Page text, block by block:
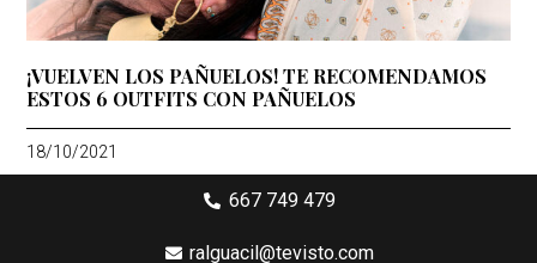
¡VUELVEN LOS PAÑUELOS! TE RECOMENDAMOS
ESTOS 6 OUTFITS CON PAÑUELOS
18/10/2021
667 749 479
ralguacil@tevisto.com